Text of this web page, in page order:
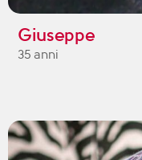
Giuseppe
35 anni